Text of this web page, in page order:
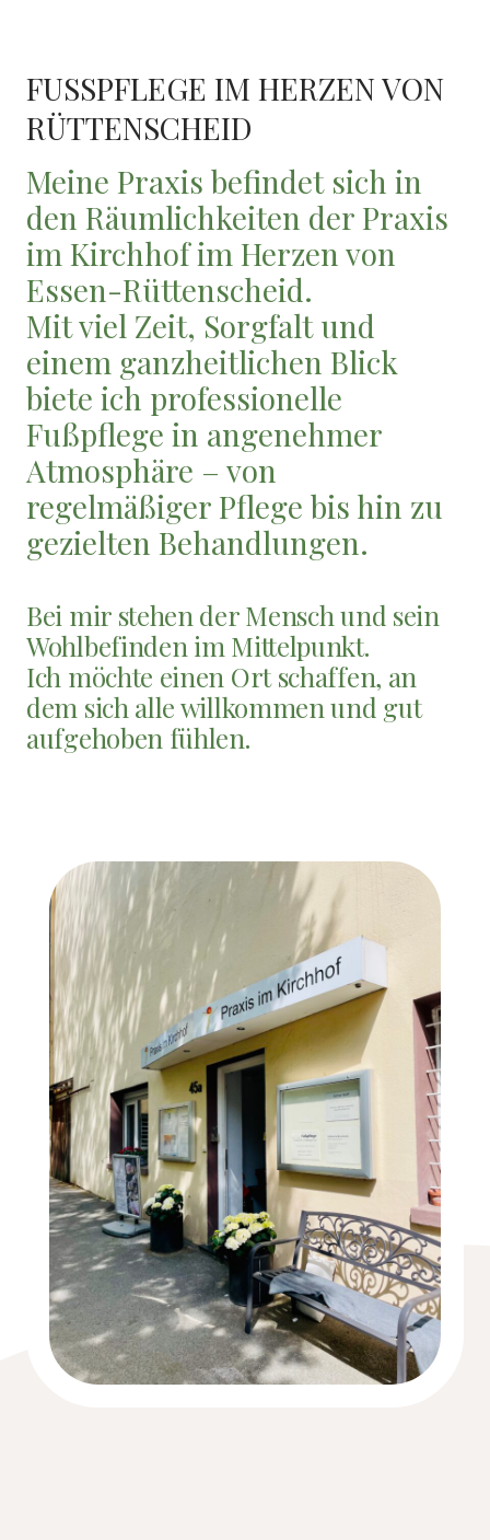
FUSSPFLEGE IM HERZEN VON R
ÜTTENSCHEID
Meine Praxis befindet sich in
den Räumlichkeiten der Praxis
im Kirchhof im Herzen von
Essen-Rüttenscheid.
Mit viel Zeit, Sorgfalt und
einem ganzheitlichen Blick
biete ich professionelle
Fußpflege in angenehmer
Atmosphäre – von
regelmäßiger Pflege bis hin zu
gezielten Behandlungen.
Bei mir stehen der Mensch und sein
Wohlbefinden im Mittelpunkt.
Ich möchte einen Ort schaffen, an
dem sich alle willkommen und gut
aufgehoben fühlen.